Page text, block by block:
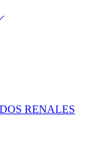
RENALES